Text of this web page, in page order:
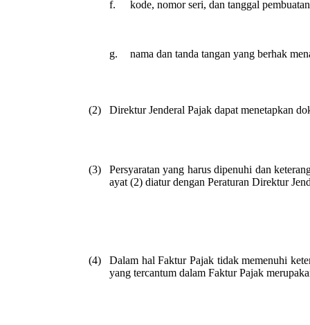
f. kode, nomor seri, dan tanggal
g. nama dan tanda tangan yang berhak
(2) Direktur Jenderal Pajak dapat menetapkan
(3)
Persyaratan yang harus dipenuhi dan
ayat (2) diatur dengan Peraturan Direktur
(4)
Dalam hal Faktur Pajak tidak memenuhi
yang tercantum dalam Faktur Pajak